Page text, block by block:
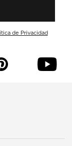
de Privacidad
y